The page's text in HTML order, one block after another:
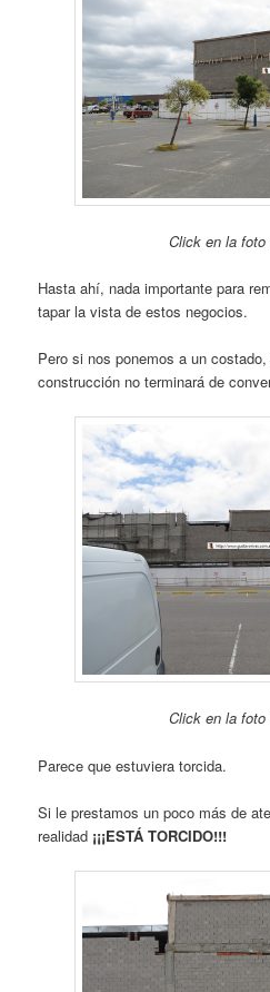
Click en la
Hasta ahí, nada importante para
tapar la vista de estos negocios.
Pero si nos ponemos a un
construcción no terminará de
Click en la
Parece que estuviera torcida.
Si le prestamos un poco más de
realidad ¡¡¡ESTÁ TORCIDO!!!